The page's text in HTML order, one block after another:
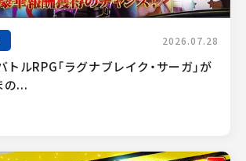
2026.07.28
ルRPG「ラグナブレイク・サーガ」が
の...